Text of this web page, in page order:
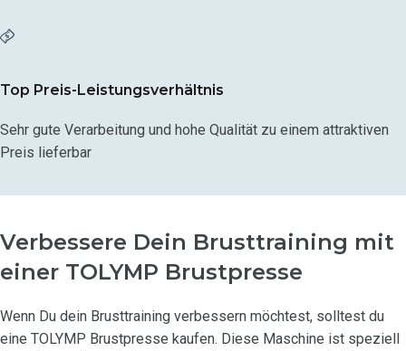
Top Preis-Leistungsverhältnis
Sehr gute Verarbeitung und hohe Qualität zu einem attraktiven
Preis lieferbar
Verbessere Dein Brusttraining mit
einer TOLYMP Brustpresse
Wenn Du dein Brusttraining verbessern möchtest, solltest du
eine TOLYMP Brustpresse kaufen. Diese Maschine ist speziell